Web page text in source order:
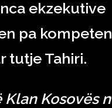
ekzekutive
pa
tutje Tahiri.
Kosovës